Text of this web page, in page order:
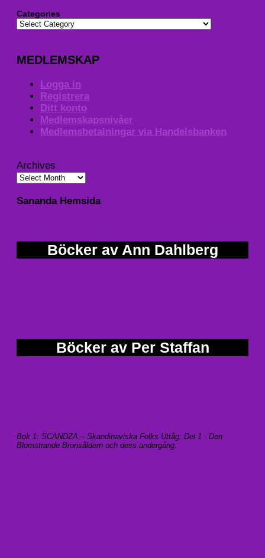
Categories
MEDLEMSKAP
Logga in
Registrera
Ditt konto
Medlemskapsnivåer
Medlemsbetalningar via Handelsbanken
Archives
Sananda Hemsida
Böcker av Ann Dahlberg
Böcker av Per Staffan
Bok 1: SCANDZA – Skandinaviska Folks Uttåg: Del 1 - Den
Blomstrande Bronsåldern och dess undergång